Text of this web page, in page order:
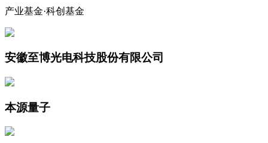
产业基金·科创基金
安徽至博光电科技股份有限公司
本源量子